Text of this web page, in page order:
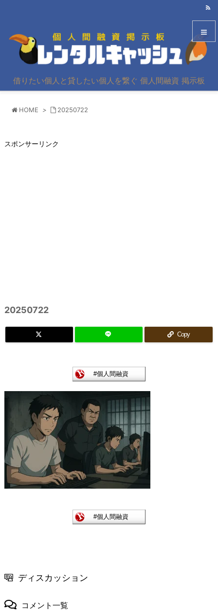
借りたい個人と貸したい個人を繋ぐ 個人間融資 掲示板
HOME > 20250722
スポンサーリンク
20250722
Copy
ディスカッション
コメント一覧